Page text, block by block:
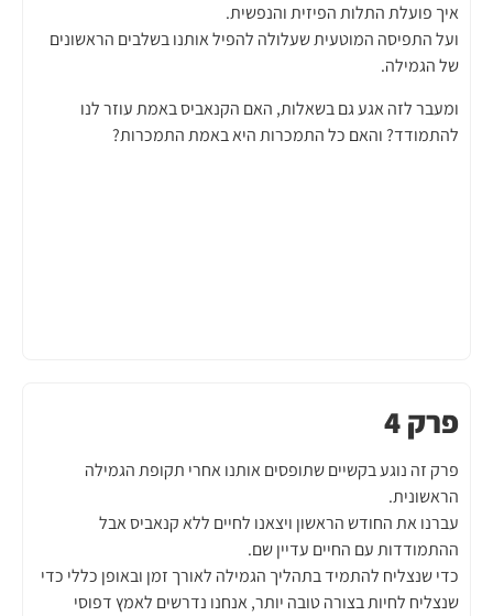
איך פועלת התלות הפיזית והנפשית.
ועל התפיסה המוטעית שעלולה להפיל אותנו בשלבים הראשונים
של הגמילה.
ומעבר לזה אגע גם בשאלות, האם הקנאביס באמת עוזר לנו
להתמודד? והאם כל התמכרות היא באמת התמכרות?
פרק 4
פרק זה נוגע בקשיים שתופסים אותנו אחרי תקופת הגמילה
הראשונית.
עברנו את החודש הראשון ויצאנו לחיים ללא קנאביס אבל
ההתמודדות עם החיים עדיין שם.
כדי שנצליח להתמיד בתהליך הגמילה לאורך זמן ובאופן כללי כדי
שנצליח לחיות בצורה טובה יותר, אנחנו נדרשים לאמץ דפוסי